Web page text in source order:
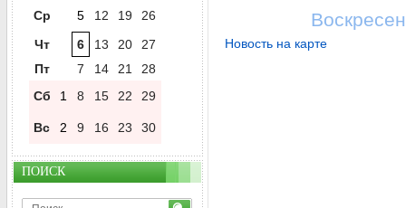
Новость на карте
Ср 5 12 19
26
Чт
6 13 20
27
Пт
7 14 21
28
Сб
1 8 15 22 29
Вс 2 9 16 23 30
ПОИСК